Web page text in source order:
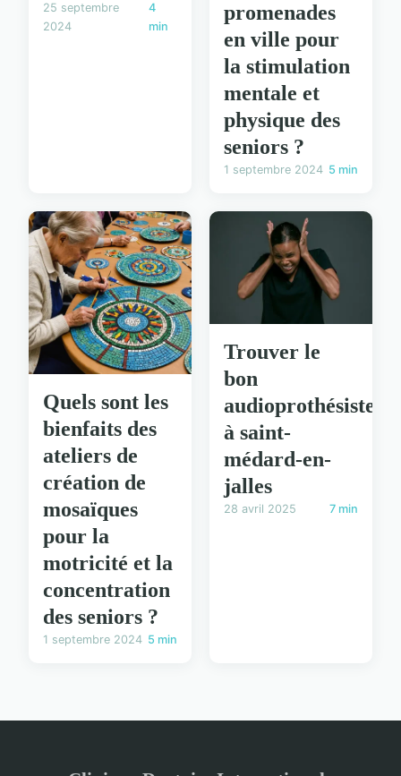
25 septembre
2024
4
min
promenades
en ville pour
la stimulation
mentale et
physique des
seniors ?
1 septembre 2024 5 min
Quels sont les
bienfaits des
ateliers de
création de
mosaïques
pour la
motricité et la
concentration
des seniors ?
1 septembre 2024 5 min
Trouver le
bon
audioprothésiste
à saint-
médard-en-
jalles
28 avril 2025 7 min